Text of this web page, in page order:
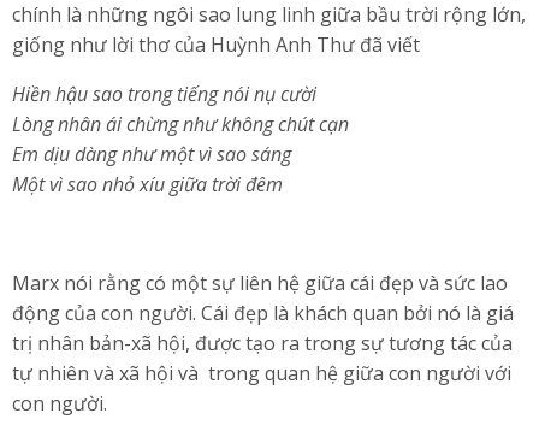
chính là những ngôi sao lung linh giữa bầu trời rộng lớn,
giống như lời thơ của Huỳnh Anh Thư đã viết
Hiền hậu sao trong tiếng nói nụ cười
Lòng nhân ái chừng như không chút cạn
Em dịu dàng như một vì sao sáng
Một vì sao nhỏ xíu giữa trời đêm
Marx nói rằng có một sự liên hệ giữa cái đẹp và sức lao
động của con người. Cái đẹp là khách quan bởi nó là giá
trị nhân bản-xã hội, được tạo ra trong sự tương tác của
tự nhiên và xã hội và trong quan hệ giữa con người với
con người.